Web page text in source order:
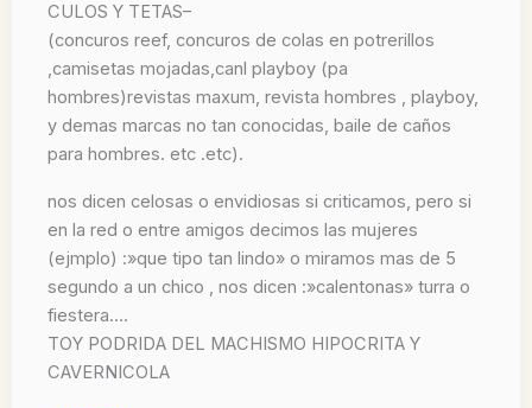
CULOS Y TETAS–
(concuros reef, concuros de colas en potrerillos
,camisetas mojadas,canl playboy (pa
hombres)revistas maxum, revista hombres , playboy,
y demas marcas no tan conocidas, baile de caños
para hombres. etc .etc).
nos dicen celosas o envidiosas si criticamos, pero si
en la red o entre amigos decimos las mujeres
(ejmplo) :»que tipo tan lindo» o miramos mas de 5
segundo a un chico , nos dicen :»calentonas» turra o
fiestera….
TOY PODRIDA DEL MACHISMO HIPOCRITA Y
CAVERNICOLA